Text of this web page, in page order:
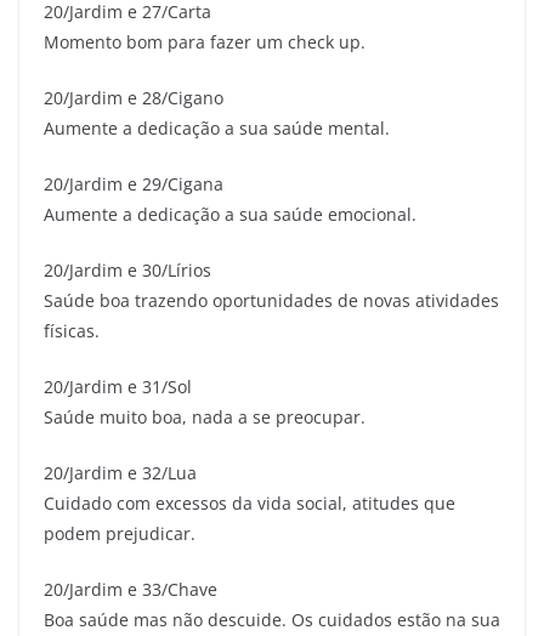
20/Jardim e 27/Carta
Momento bom para fazer um check up.
20/Jardim e 28/Cigano
Aumente a dedicação a sua saúde mental.
20/Jardim e 29/Cigana
Aumente a dedicação a sua saúde emocional.
20/Jardim e 30/Lírios
Saúde boa trazendo oportunidades de novas atividades
físicas.
20/Jardim e 31/Sol
Saúde muito boa, nada a se preocupar.
20/Jardim e 32/Lua
Cuidado com excessos da vida social, atitudes que
podem prejudicar.
20/Jardim e 33/Chave
Boa saúde mas não descuide. Os cuidados estão na sua